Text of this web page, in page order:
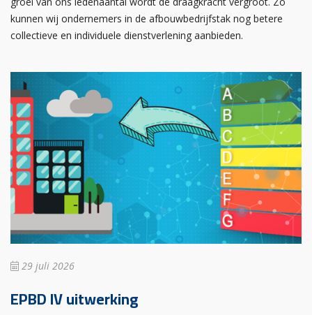
kunnen wij ondernemers in de afbouwbedrijfstak nog betere
collectieve en individuele dienstverlening aanbieden.
29 juli 2026
EPBD IV uitwerking